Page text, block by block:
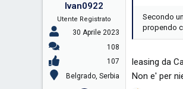
Ivan0922
Utente Registrato
30 Aprile 2023
108
107
Belgrado, Serbia
Secondo
propendo
leasing da
Non e' per